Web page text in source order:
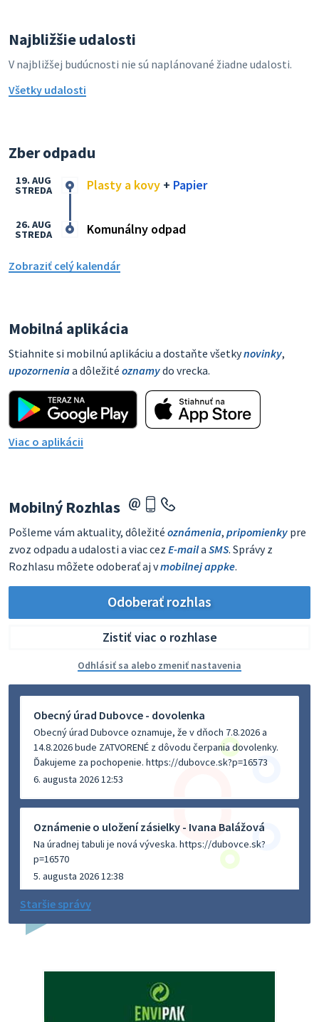
Najbližšie udalosti
V najbližšej budúcnosti nie sú naplánované žiadne udalosti.
Všetky udalosti
Zber odpadu
Plasty a kovy + Papier
19. AUG
STREDA
Komunálny odpad
26. AUG
STREDA
Zobraziť celý kalendár
Mobilná aplikácia
Stiahnite si mobilnú aplikáciu a dostaňte všetkynovinky,
upozorneniaa dôležité oznamydo vrecka.
Viac o aplikácii
Mobilný Rozhlas
Pošleme vám aktuality, dôležité oznámenia, pripomienky pre
zvoz odpadu a udalosti a viac cez E-maila SMS. Správy z
Rozhlasu môžete odoberať aj vmobilnej appke.
Odoberať rozhlas
Zistiť viac o rozhlase
Odhlásiť sa alebo zmeniť nastavenia
Obecný úrad Dubovce - dovolenka
Obecný úrad Dubovce oznamuje, že v dňoch 7.8.2026 a
14.8.2026 bude ZATVORENÉ z dôvodu čerpania dovolenky.
Ďakujeme za pochopenie. https://dubovce.sk?p=16573
6. augusta 2026 12:53
Oznámenie o uložení zásielky - Ivana Balážová
Na úradnej tabuli je nová výveska. https://dubovce.sk?
p=16570
5. augusta 2026 12:38
Dovolenka - MUDr. Marián Sivoň
budeZATVORENÁ z dôvodu čerpania dovolenky. Akútne
prípady bude riešiť MUDr.Fisch…
Staršie správy